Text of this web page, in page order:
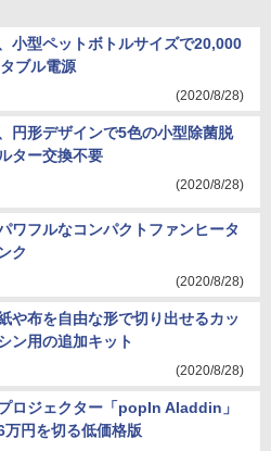
小型ペットボトルサイズで20,000
ブル電源
(2020/8/28)
円形デザインで5色の小型除菌脱
ター交換不要
(2020/8/28)
ワフルなコンパクトファンヒータ
ク
(2020/8/28)
や布を自由な形で切り出せるカッ
ン用の追加キット
(2020/8/28)
ロジェクター「popIn Aladdin」
万円を切る低価格版